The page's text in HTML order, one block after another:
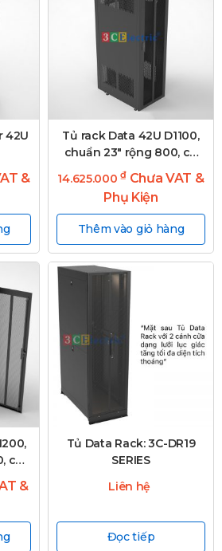
&
Tủ rack Data 42U D1100,
chuẩn 23″ rộng 800, có
chuyển đổi 19″
14.625.000₫Chưa VAT &
Phụ Kiện
Thêm vào giỏ hàng
có
&
Tủ Data Rack: 3C-DR19
SERIES
Liên hệ
Đọc tiếp